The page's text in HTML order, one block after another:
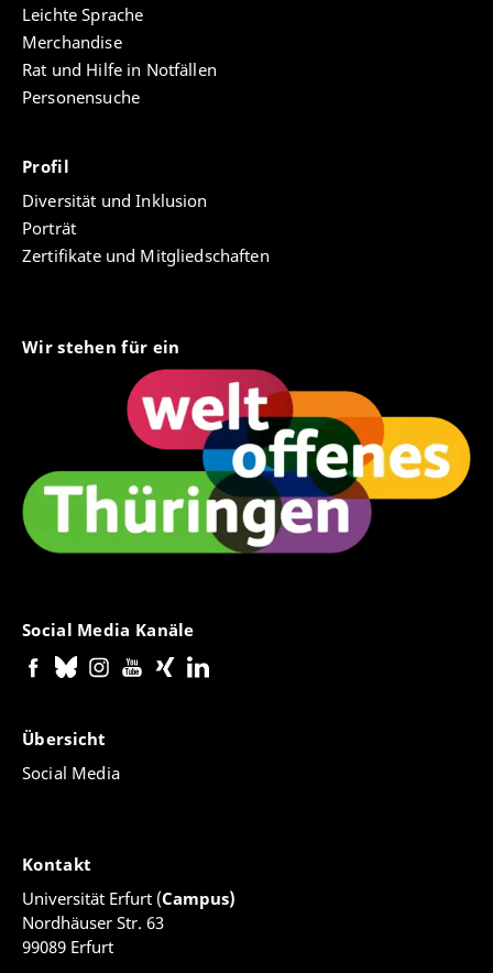
Leichte Sprache
Merchandise
Rat und Hilfe in Notfällen
Personensuche
Profil
Diversität und Inklusion
Porträt
Zertifikate und Mitgliedschaften
Wir stehen für ein
Social Media Kanäle
Übersicht
Social Media
Kontakt
Universität Erfurt (Campus)
Nordhäuser Str. 63
99089 Erfurt